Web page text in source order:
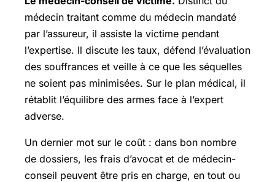
médecin traitant comme du médecin mandaté
par l’assureur, il assiste la victime pendant
l’expertise. Il discute les taux, défend l’évaluation
des souffrances et veille à ce que les séquelles
ne soient pas minimisées. Sur le plan médical, il
rétablit l’équilibre des armes face à l’expert
adverse.
Un dernier mot sur le coût : dans bon nombre
de dossiers, les frais d’avocat et de médecin-
conseil peuvent être pris en charge, en tout ou